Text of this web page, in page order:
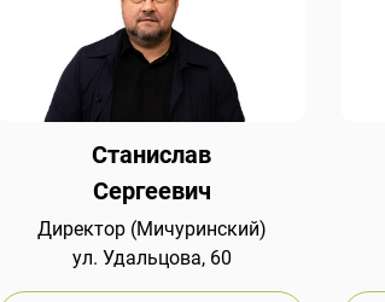
Станислав
Сергеевич
Директор (Мичуринский)
ул. Удальцова, 60